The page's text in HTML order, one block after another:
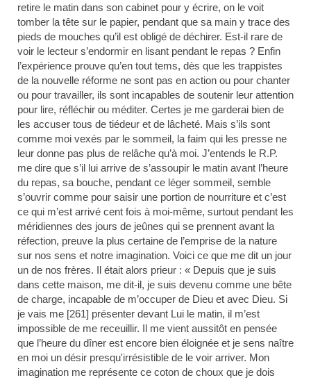
retire le matin dans son cabinet pour y écrire, on le voit
tomber la tête sur le papier, pendant que sa main y trace des
pieds de mouches qu’il est obligé de déchirer. Est-il rare de
voir le lecteur s’endormir en lisant pendant le repas ? Enfin
l’expérience prouve qu’en tout tems, dès que les trappistes
de la nouvelle réforme ne sont pas en action ou pour chanter
ou pour travailler, ils sont incapables de soutenir leur attention
pour lire, réfléchir ou méditer. Certes je me garderai bien de
les accuser tous de tiédeur et de lâcheté. Mais s’ils sont
comme moi vexés par le sommeil, la faim qui les presse ne
leur donne pas plus de relâche qu’à moi. J’entends le R.P.
me dire que s’il lui arrive de s’assoupir le matin avant l’heure
du repas, sa bouche, pendant ce léger sommeil, semble
s’ouvrir comme pour saisir une portion de nourriture et c’est
ce qui m’est arrivé cent fois à moi-même, surtout pendant les
méridiennes des jours de jeûnes qui se prennent avant la
réfection, preuve la plus certaine de l’emprise de la nature
sur nos sens et notre imagination. Voici ce que me dit un jour
un de nos frères. Il était alors prieur : « Depuis que je suis
dans cette maison, me dit-il, je suis devenu comme une bête
de charge, incapable de m’occuper de Dieu et avec Dieu. Si
je vais me [261] présenter devant Lui le matin, il m’est
impossible de me receuillir. Il me vient aussitôt en pensée
que l’heure du dîner est encore bien éloignée et je sens naître
en moi un désir presqu'irrésistible de le voir arriver. Mon
imagination me représente ce coton de choux que je dois